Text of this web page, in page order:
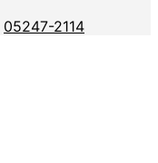
05247-2114